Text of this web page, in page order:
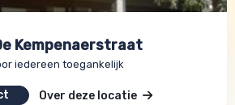
Kempenaerstraat
iedereen toegankelijk
Over deze locatie